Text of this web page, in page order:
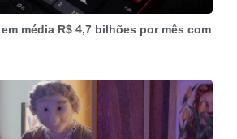
média R$ 4,7 bilhões por mês com